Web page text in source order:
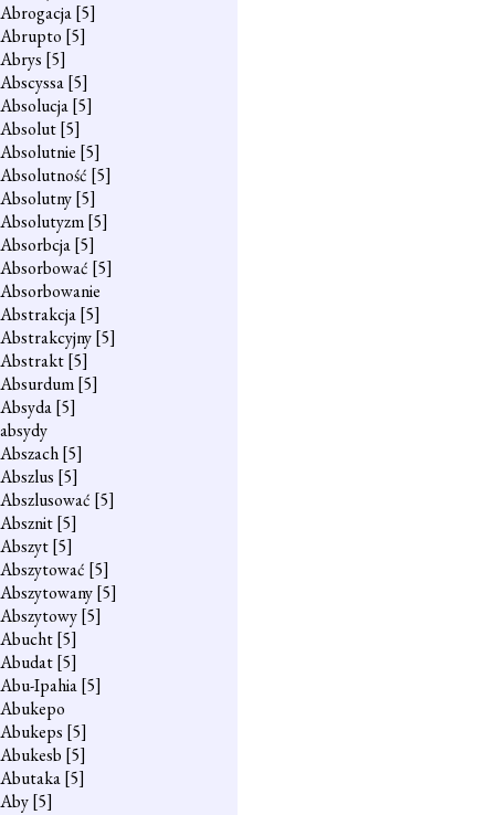
Abrogacja[5]
Abrupto [5]
Abrys [5]
Abscyssa[5]
Absolucja[5]
Absolut[5]
Absolutnie [5]
Absolutność [5]
Absolutny[5]
Absolutyzm[5]
Absorbcja[5]
Absorbować [5]
Absorbowanie
Abstrakcja[5]
Abstrakcyjny[5]
Abstrakt[5]
Absurdum[5]
Absyda[5]
absydy
Abszach[5]
Abszlus [5]
Abszlusować [5]
Absznit[5]
Abszyt[5]
Abszytować [5]
Abszytowany[5]
Abszytowy[5]
Abucht[5]
Abudat[5]
Abu-Ipahia[5]
Abukepo
Abukeps [5]
Abukesb [5]
Abutaka[5]
Aby[5]